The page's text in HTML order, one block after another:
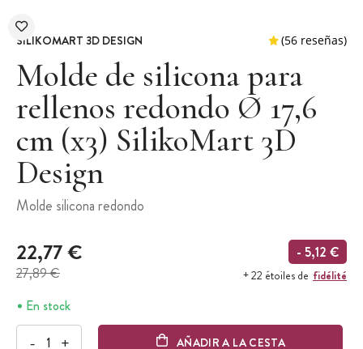
SILIKOMART 3D DESIGN
Molde de silicona para
rellenos redondo Ø 17,6
cm (x3) SilikoMart 3D
Design
Molde silicona redondo
22,77 €
27,89 €
- 5,12 €
+ 22 étoiles de fidélité
En stock
- + AÑADIR A LA CESTA